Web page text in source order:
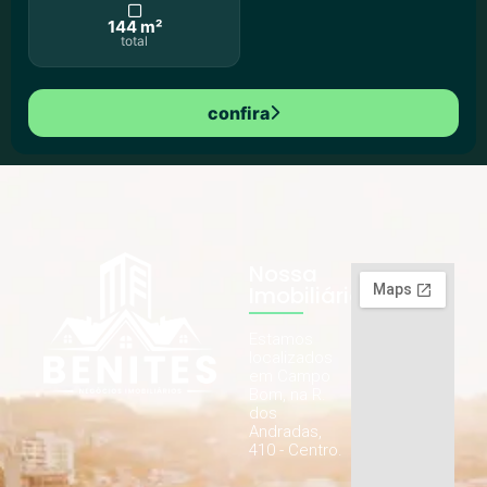
144 m²
total
confira
dos
Andradas,
410 - Centro.